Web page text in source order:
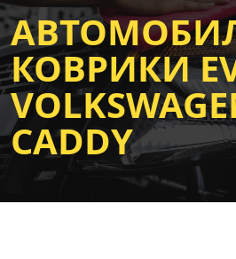
КОВРИКИ
CADDY